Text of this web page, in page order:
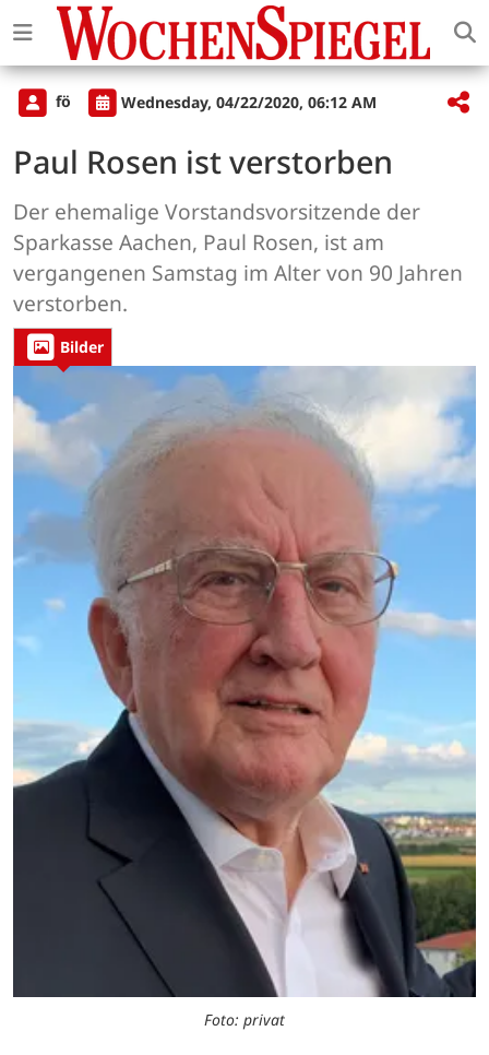
fö Wednesday, 04/22/2020, 06:12 AM
Paul Rosen ist verstorben
Der ehemalige Vorstandsvorsitzende der
Sparkasse Aachen, Paul Rosen, ist am
vergangenen Samstag im Alter von 90 Jahren
verstorben.
Bilder
Foto: privat